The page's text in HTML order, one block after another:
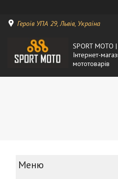
Героїв УПА 29, Львів, Україна
SPORT MOTO |
Інтернет-
мототоварів